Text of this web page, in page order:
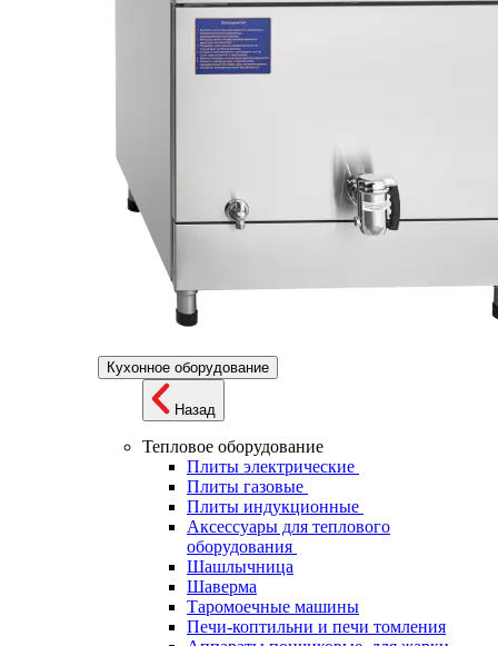
Кухонное оборудование
Назад
Тепловое оборудование
Плиты электрические
Плиты газовые
Плиты индукционные
Аксессуары для теплового
оборудования
Шашлычница
Шаверма
Таромоечные машины
Печи-коптильни и печи томления